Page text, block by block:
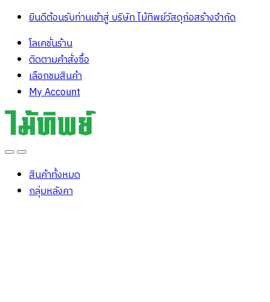
ยินดีต้อนรับท่านเข้าสู่ บริษัท ไม้ทิพย์วัสดุก่อสร้างจํากัด
โลเคชั่นร้าน
ติดตามคำสั่งซื้อ
เลือกชมสินค้า
My Account
OpenClose
สินค้าทั้งหมด
กลุ่มหลังคา